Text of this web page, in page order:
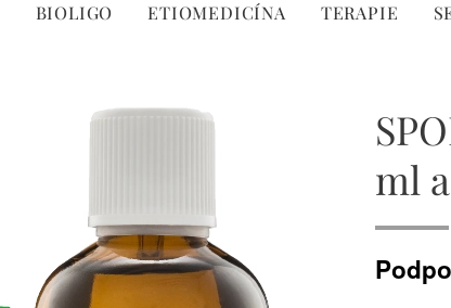
BIOLIGO ETIOMEDICÍNA TERAPIE
ml